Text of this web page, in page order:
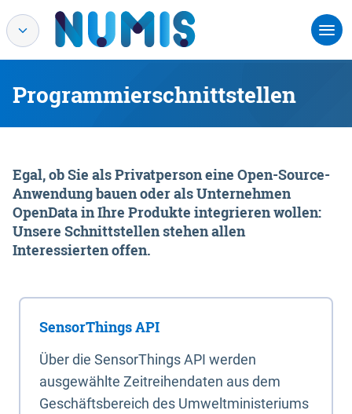
Programmierschnittstellen
Egal, ob Sie als Privatperson eine Open-Source-
Anwendung bauen oder als Unternehmen
OpenData in Ihre Produkte integrieren wollen:
Unsere Schnittstellen stehen allen
Interessierten offen.
SensorThings API
Über die SensorThings API werden
ausgewählte Zeitreihendaten aus dem
Geschäftsbereich des Umweltministeriums